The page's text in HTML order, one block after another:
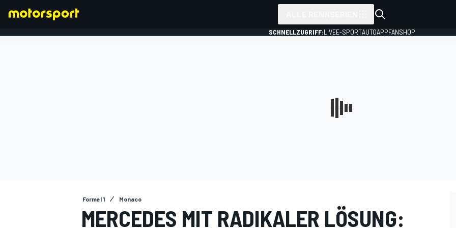
SCHNELLZUGRIFF:LIVEE-SPORTAUTOAPPFANSHOP
Formel 1 Monaco
MERCEDES MIT RADIKALER LÖSUNG: